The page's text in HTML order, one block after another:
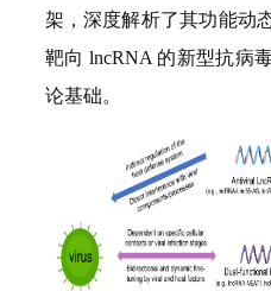
架，深度解析了其功能动
靶向 lncRNA 的新型抗病
论基础。